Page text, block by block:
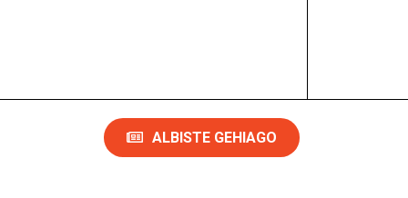
ALBISTE GEHIAGO